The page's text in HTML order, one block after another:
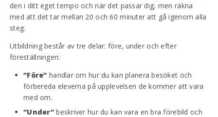
den i ditt eget tempo och när det passar dig, men räkna
med att det tar mellan 20 och 60 minuter att gå igenom alla
steg.
Utbildning består av tre delar: före, under och efter
föreställningen:
”Före” handlar om hur du kan planera besöket och
förbereda eleverna på upplevelsen de kommer att vara
med om.
”Under”beskriver hur du kan vara en bra förebild och